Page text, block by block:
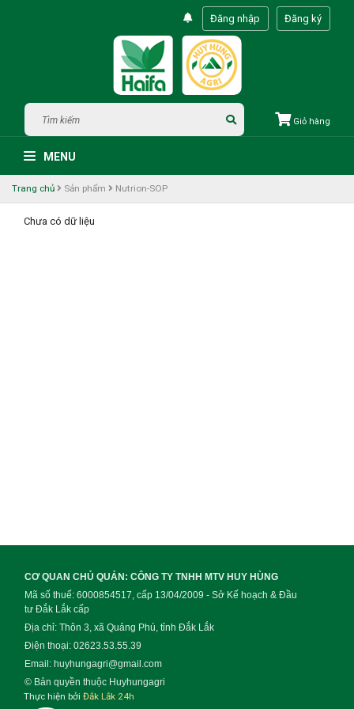
Đăng nhập Đăng ký
Giỏ hàng
MENU
Trang chủ Sản phẩm Nutrion-SOP
Chưa có dữ liệu
CƠ QUAN CHỦ QUẢN: CÔNG TY TNHH MTV HUY HÙNG
Mã số thuế: 6000854517, cấp 13/04/2009 - Sở Kế hoạch & Đầu
tư Đắk Lắk cấp
Địa chỉ: Thôn 3, xã Quảng Phú, tỉnh Đắk Lắk
Điện thoại: 02623.53.55.39
Email: huyhungagri@gmail.com
© Bản quyền thuộc Huyhungagri
Thực hiện bởi Đắk Lắk 24h